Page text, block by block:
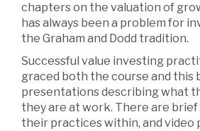
chapters on the valuation of
has always been a problem for
the Graham and Dodd tradition.
Successful value investing
graced both the course and this
presentations describing what
they are at work. There are
their practices within, and